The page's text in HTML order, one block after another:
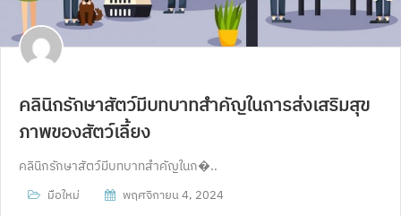
คลินิกรักษาสัตว์มีบทบาทสำคัญในการส่งเสริมสุข
ภาพของสัตว์เลี้ยง
คลินิกรักษาสัตว์มีบทบาทสำคัญในก�..
มือใหม่ พฤศจิกายน 4, 2024